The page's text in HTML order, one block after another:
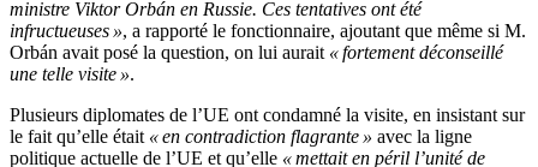
ministre Viktor Orbán en Russie. Ces tentatives ont été
infructueuses », a rapporté le fonctionnaire, ajoutant que même si M.
Orbán avait posé la question, on lui aurait « fortement déconseillé
une telle visite ».
Plusieurs diplomates de l’UE ont condamné la visite, en insistant sur
le fait qu’elle était « en contradiction flagrante » avec la ligne
politique actuelle de l’UE et qu’elle « mettait en péril l’unité de